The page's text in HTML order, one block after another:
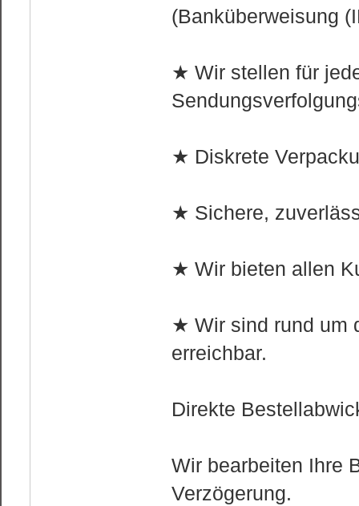
(Banküberweisung
★ Wir stellen für
★ Diskrete
★ Sichere,
★ Wir bieten allen
★ Wir sind rund um
erreichbar.
Direkte
Wir bearbeiten Ihre
Verzögerung.